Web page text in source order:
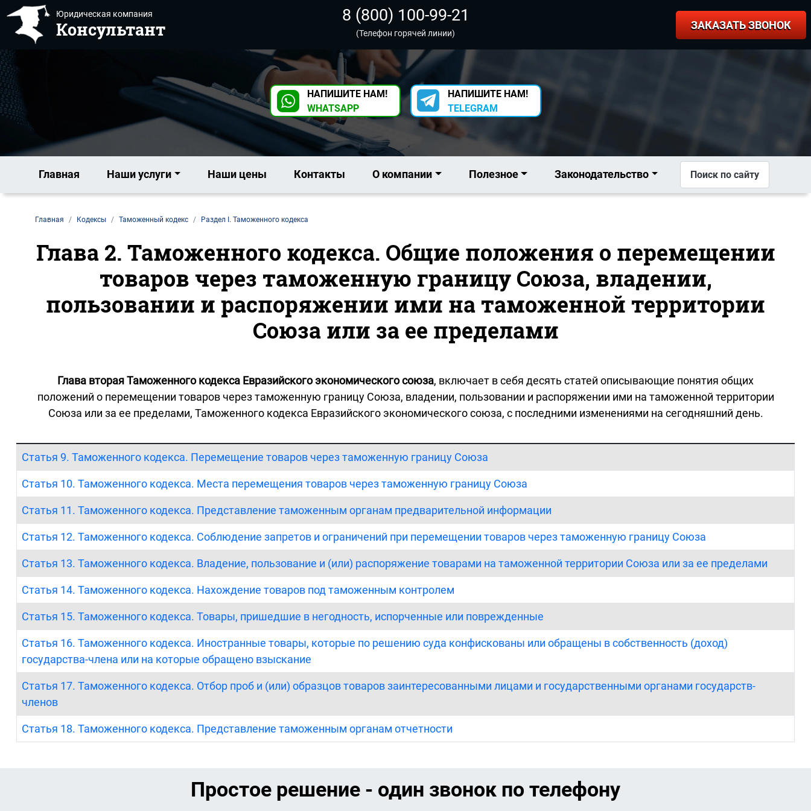
Юридическая компания
Консультант
8 (800) 100-99-21
(Телефон горячей линии)
ЗАКАЗАТЬ ЗВОНОК
НАПИШИТЕ НАМ!
WHATSAPP
НАПИШИТЕ НАМ!
TELEGRAM
Главная Наши услуги Наши цены Контакты О компании Полезное Законодательство Поиск по сайту
Главная Кодексы Таможенный кодекс Раздел I. Таможенного кодекса
Глава 2. Таможенного кодекса. Общие положения о перемещении
товаров через таможенную границу Союза, владении,
пользовании и распоряжении ими на таможенной территории
Союза или за ее пределами
Глава вторая Таможенного кодекса Евразийского экономического союза, включает в себя десять статей описывающие понятия общих
положений о перемещении товаров через таможенную границу Союза, владении, пользовании и распоряжении ими на таможенной территории
Союза или за ее пределами, Таможенного кодекса Евразийского экономического союза, с последними изменениями на сегодняшний день.
Статья 9. Таможенного кодекса. Перемещение товаров через таможенную границу Союза
Статья 10. Таможенного кодекса. Места перемещения товаров через таможенную границу Союза
Статья 11. Таможенного кодекса. Представление таможенным органам предварительной информации
Статья 12. Таможенного кодекса. Соблюдение запретов и ограничений при перемещении товаров через таможенную границу Союза
Статья 13. Таможенного кодекса. Владение, пользование и (или) распоряжение товарами на таможенной территории Союза или за ее пределами
Статья 14. Таможенного кодекса. Нахождение товаров под таможенным контролем
Статья 15. Таможенного кодекса. Товары, пришедшие в негодность, испорченные или поврежденные
Статья 16. Таможенного кодекса. Иностранные товары, которые по решению суда конфискованы или обращены в собственность (доход)
государства-члена или на которые обращено взыскание
Статья 17. Таможенного кодекса. Отбор проб и (или) образцов товаров заинтересованными лицами и государственными органами государств-
членов
Статья 18. Таможенного кодекса. Представление таможенным органам отчетности
Простое решение - один звонок по телефону